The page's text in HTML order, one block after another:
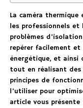
La caméra
les professionnels
problèmes
repérer facilement
énergétique, et ainsi
tout en réalisant des
principes de
l’utiliser pour
article vous présente